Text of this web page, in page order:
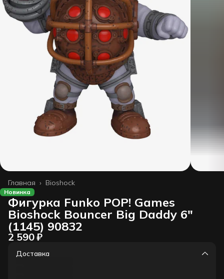
Bioshock
Главная ›
Новинка
Фигурка Funko POP! Games
Bioshock Bouncer Big Daddy 6"
(1145) 90832
2 590 ₽
Доставка